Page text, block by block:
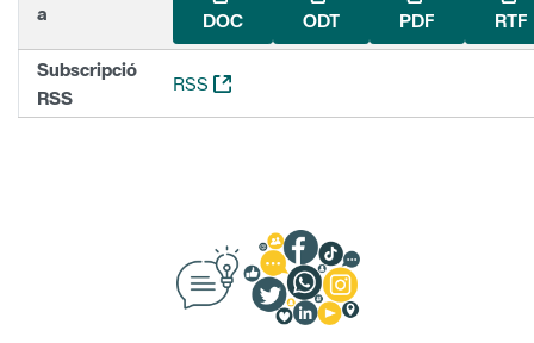
a
DOC ODT PDF RTF
Subscripció
RSS
RSS (Obre una nova finestra)